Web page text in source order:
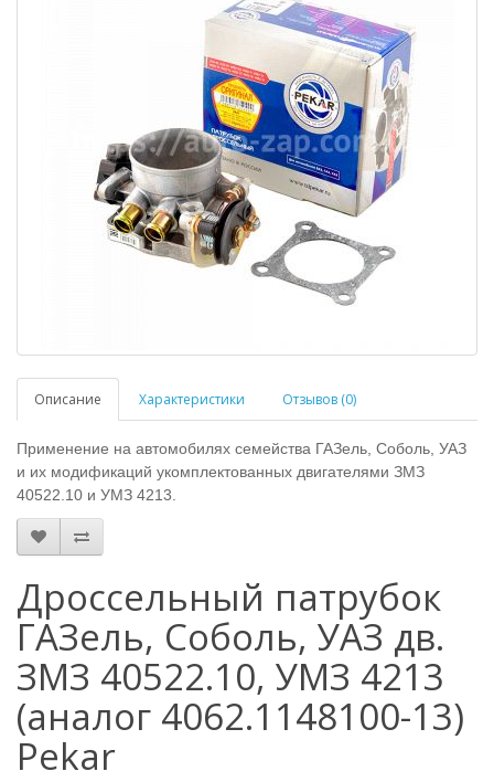
Описание Характеристики Отзывов (0)
Применение на автомобилях семейства ГАЗель, Соболь, УАЗ
и их модификаций укомплектованных двигателями ЗМЗ
40522.10 и УМЗ 4213.
Дроссельный патрубок
ГАЗель, Соболь, УАЗ дв.
ЗМЗ 40522.10, УМЗ 4213
(аналог 4062.1148100-13)
Pekar